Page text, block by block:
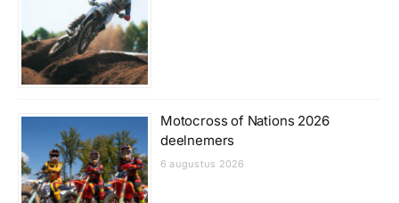
Motocross of Nations 2026
deelnemers
6 augustus 2026